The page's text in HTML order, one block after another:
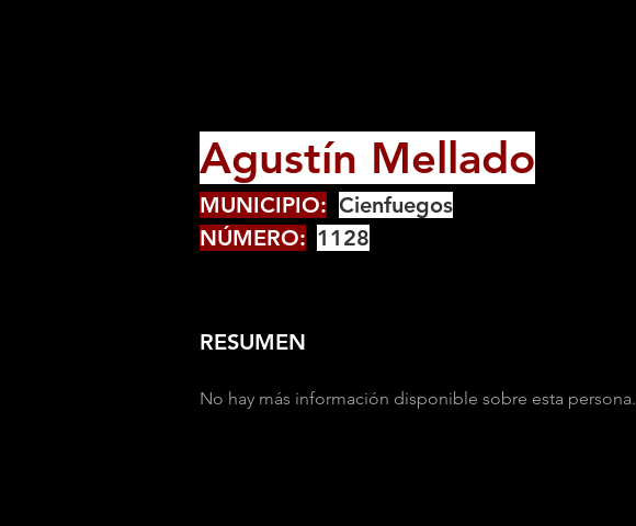
Agustín Mellado
MUNICIPIO: Cienfuegos
NÚMERO: 1128
RESUMEN
No hay más información disponible sobre esta persona.